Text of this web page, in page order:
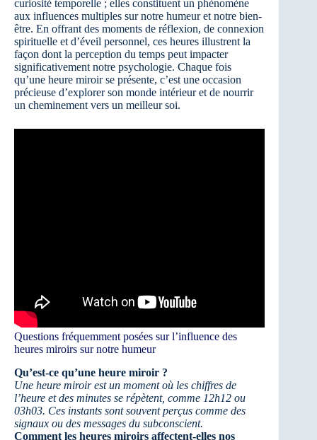
curiosité temporelle ; elles constituent un phénomène
aux influences multiples sur notre humeur et notre bien-
être. En offrant des moments de réflexion, de connexion
spirituelle et d’éveil personnel, ces heures illustrent la
façon dont la perception du temps peut impacter
significativement notre psychologie. Chaque fois
qu’une heure miroir se présente, c’est une occasion
précieuse d’explorer son monde intérieur et de nourrir
un cheminement vers un meilleur soi.
Questions fréquemment posées sur l’influence des
heures miroirs sur notre humeur
Qu’est-ce qu’une heure miroir ?
Une heure miroir est un moment où les chiffres de
l’heure et des minutes se répètent, comme 12h12 ou
03h03. Ces instants sont souvent perçus comme des
signaux ou des messages du subconscient.
Comment les heures miroirs affectent-elles nos